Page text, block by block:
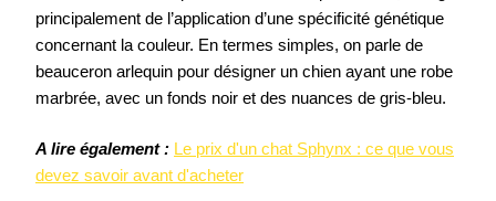
principalement de l’application d’une spécificité génétique
concernant la couleur. En termes simples, on parle de
beauceron arlequin pour désigner un chien ayant une robe
marbrée, avec un fonds noir et des nuances de gris-bleu.
A lire également : Le prix d'un chat Sphynx : ce que vous
devez savoir avant d'acheter